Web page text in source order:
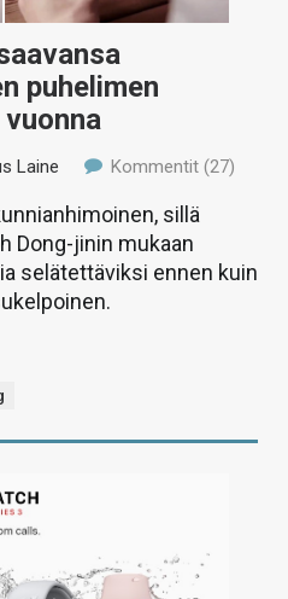
puhelimen
Laine Kommentit (27)
sillä
Dong-jinin mukaan
selätettäviksi ennen kuin